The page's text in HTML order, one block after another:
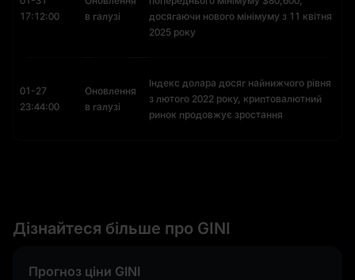
17:12:00
в галузі
досягаючи нового мінімуму з 11 квітня
2025 року
01-27
23:44:00
Оновлення
в галузі
Індекс долара досяг найнижчого рівня
з лютого 2022 року, криптовалютний
ринок продовжує зростання
Дізнайтеся більше про GINI
Прогноз ціни GINI